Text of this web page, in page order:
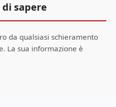
sapere
da qualsiasi schieramento
La sua informazione è